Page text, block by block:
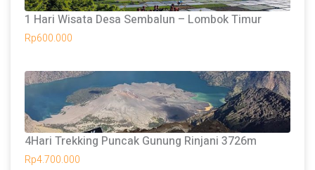
1 Hari Wisata Desa Sembalun – Lombok Timur
Rp600.000
4Hari Trekking Puncak Gunung Rinjani 3726m
Rp4.700.000